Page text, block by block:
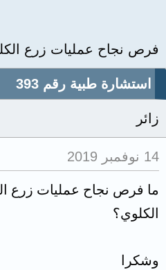
فرص نجاح عمليات زرع
استشارة طبية رقم 393
زائر
14 نوفمبر 2019
ما فرص نجاح عمليات زرع
الكلوي؟
وشكرا